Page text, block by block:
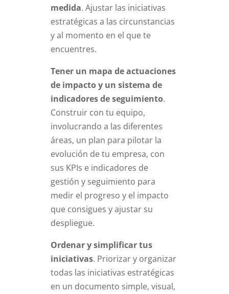
medida. Ajustar las iniciativas
estratégicas a las circunstancias
y al momento en el que te
encuentres.
Tener un mapa de actuaciones
de impacto y un sistema de
indicadores de seguimiento.
Construir con tu equipo,
involucrando a las diferentes
áreas, un plan para pilotar la
evolución de tu empresa, con
sus KPIs e indicadores de
gestión y seguimiento para
medir el progreso y el impacto
que consigues y ajustar su
despliegue.
Ordenar y simplificar tus
iniciativas. Priorizar y organizar
todas las iniciativas estratégicas
en un documento simple, visual,